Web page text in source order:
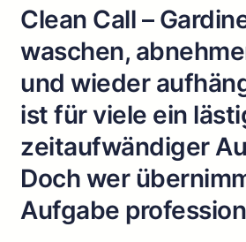
Clean Call –
waschen,
und wieder
ist für viele ein
zeitaufwändiger
Doch wer
Aufgabe